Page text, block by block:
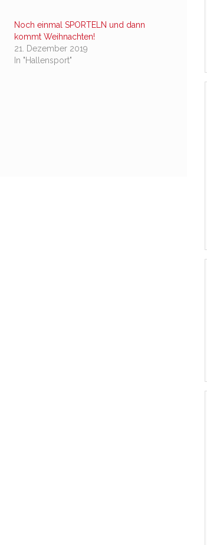
Noch einmal SPORTELN und dann
kommt Weihnachten!
21. Dezember 2019
In "Hallensport"